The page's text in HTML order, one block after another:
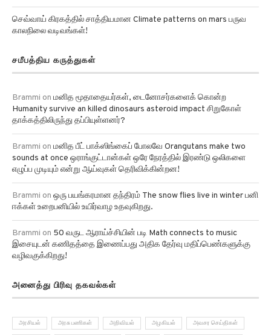
செவ்வாய் கிரகத்தில் சாத்தியமான Climate patterns on mars பருவ
காலநிலை வடிவங்கள்!
சமீபத்திய கருத்துகள்
Brammi on மனித மூதாதையர்கள், டைனோசர்களைக் கொன்ற
Humanity survive an killed dinosaurs asteroid impact சிறுகோள்
தாக்கத்திலிருந்து தப்பியுள்ளனர்?
Brammi on மனித பீட் பாக்ஸிங்கைப் போலவே Orangutans make two
sounds at once ஒராங்குட்டான்கள் ஒரே நேரத்தில் இரண்டு ஒலிகளை
எழுப்ப முடியும் என்று ஆய்வுகள் தெரிவிக்கின்றன!
Brammi on ஒரு பயங்கரமான தந்திரம் The snow flies live in winter பனி
ஈக்கள் உறைபனியில் உயிர்வாழ உதவுகிறது.
Brammi on 50 வருட ஆராய்ச்சியின் படி Math connects to music
இசையுடன் கணிதத்தை இணைப்பது அதிக தேர்வு மதிப்பெண்களுக்கு
வழிவகுக்கிறது!
அனைத்து பிரிவு தகவல்கள்
அரசியல் அரசு பணிகள் அறிவியல் அழகியல் அவசர செய்திகள்